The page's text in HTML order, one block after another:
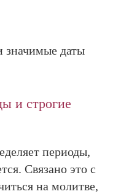
и строгие
периоды,
Связано это с
на молитве,